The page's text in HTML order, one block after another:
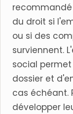
du droit si
ou si des
surviennent.
social
dossier et
cas échéant.
développer